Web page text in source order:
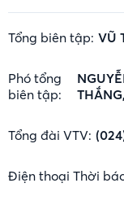
Tổng biên tập: VŨ
Phó tổng
biên tập:
Tổng đài VTV:
Điện thoại Thời